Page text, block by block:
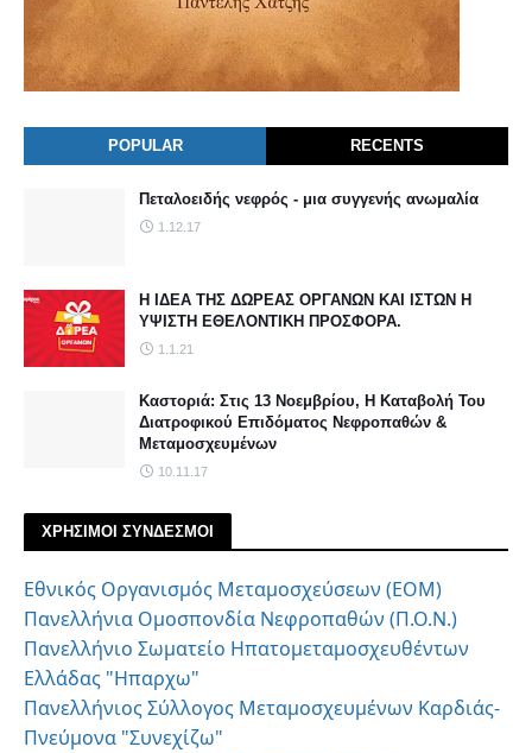
POPULAR RECENTS
Πεταλοειδής νεφρός - μια συγγενής ανωμαλία
1.12.17
Η ΙΔΕΑ ΤΗΣ ΔΩΡΕΑΣ ΟΡΓΑΝΩΝ ΚΑΙ ΙΣΤΩΝ Η
ΥΨΙΣΤΗ ΕΘΕΛΟΝΤΙΚΗ ΠΡΟΣΦΟΡΑ.
1.1.21
Καστοριά: Στις 13 Νοεμβρίου, Η Καταβολή Του
Διατροφικού Επιδόματος Νεφροπαθών &
Μεταμοσχευμένων
10.11.17
ΧΡΗΣΙΜΟΙ ΣΥΝΔΕΣΜΟΙ
Εθνικός Οργανισμός Μεταμοσχεύσεων (ΕΟΜ)
Πανελλήνια Ομοσπονδία Νεφροπαθών (Π.Ο.Ν.)
Πανελλήνιο Σωματείο Ηπατομεταμοσχευθέντων
Ελλάδας "Ηπαρχω"
Πανελλήνιος Σύλλογος Μεταμοσχευμένων Καρδιάς-
Πνεύμονα "Συνεχίζω"